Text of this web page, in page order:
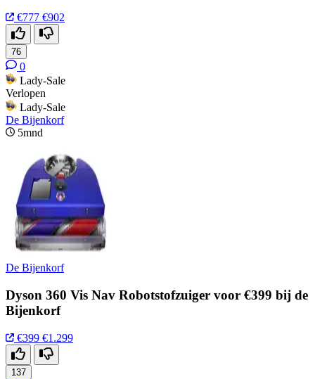
€777 €902
76
0
Lady-Sale
Verlopen
Lady-Sale
De Bijenkorf
5mnd
De Bijenkorf
Dyson 360 Vis Nav Robotstofzuiger voor €399 bij de
Bijenkorf
€399 €1.299
137